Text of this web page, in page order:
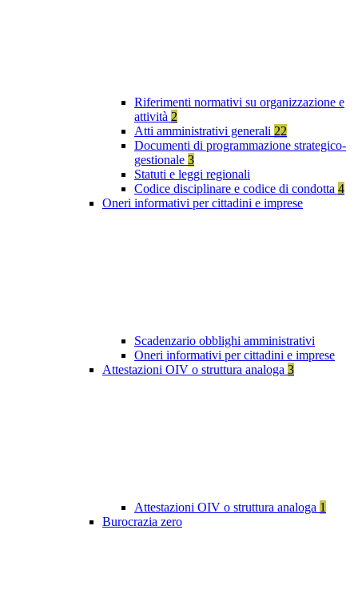
Riferimenti normativi su organizzazione e
attività 2
Atti amministrativi generali 22
Documenti di programmazione strategico-
gestionale 3
Statuti e leggi regionali
Codice disciplinare e codice di condotta 4
Oneri informativi per cittadini e imprese
Scadenzario obblighi amministrativi
Oneri informativi per cittadini e imprese
Attestazioni OIV o struttura analoga 3
Attestazioni OIV o struttura analoga 1
Burocrazia zero